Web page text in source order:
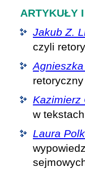
ARTYKUŁY
Jakub Z.
czyli
retoryczny
Kazimierz
w
Laura